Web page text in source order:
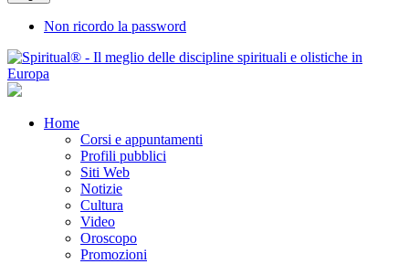
Non ricordo la password
Home
Corsi e appuntamenti
Profili pubblici
Siti Web
Notizie
Cultura
Video
Oroscopo
Promozioni